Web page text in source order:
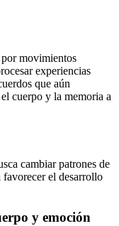
movimientos
experiencias
que aún
cuerpo y la memoria a
cambiar patrones de
el desarrollo
y emoción